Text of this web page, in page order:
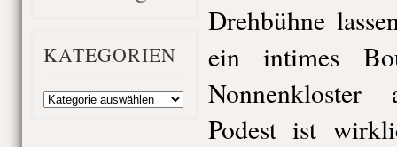
KATEGORIEN
Kategorien
Drehbühne
ein intimes
Nonnenkloster
Podest ist